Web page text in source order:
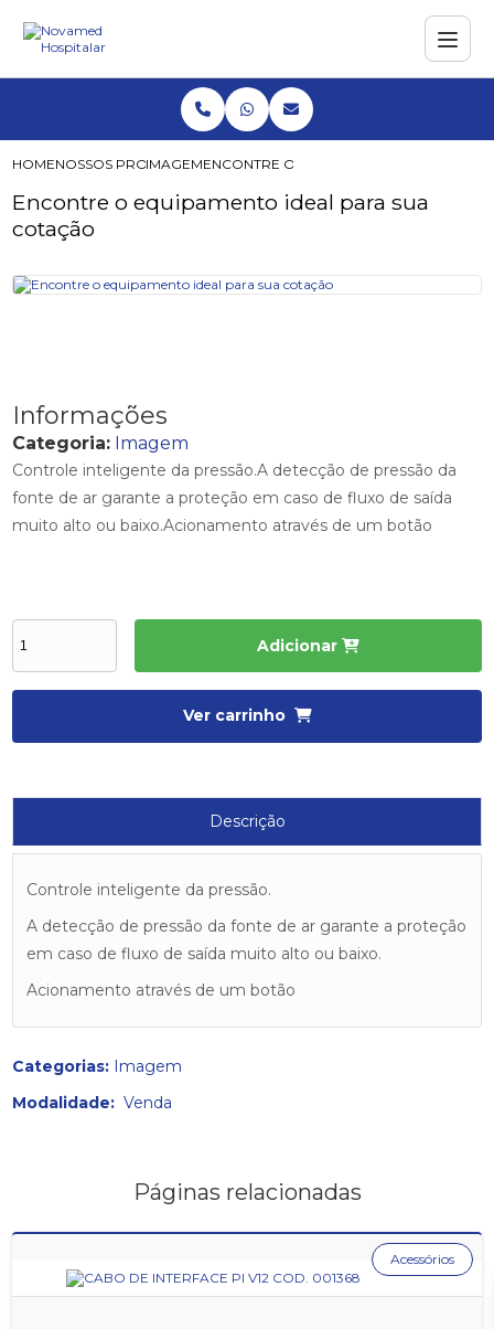
HOMENOSSOS PRODUTOS
IMAGEMENCONTRE O EQUIPAMENTO IDEAL
Encontre o equipamento ideal para sua
cotação
Informações
Categoria: Imagem
Controle inteligente da pressão.A detecção de pressão da
fonte de ar garante a proteção em caso de fluxo de saída
muito alto ou baixo.Acionamento através de um botão
Adicionar
Ver carrinho
Descrição
Controle inteligente da pressão.
A detecção de pressão da fonte de ar garante a proteção
em caso de fluxo de saída muito alto ou baixo.
Acionamento através de um botão
Categorias: Imagem
Modalidade:Venda
Páginas relacionadas
Acessórios